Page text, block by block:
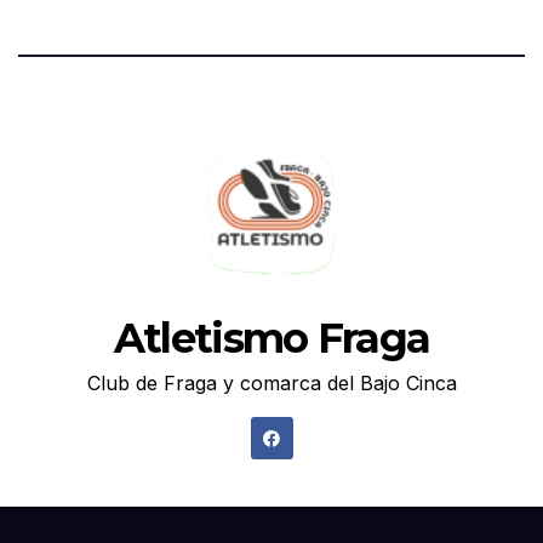
Atletismo Fraga
Club de Fraga y comarca del Bajo Cinca